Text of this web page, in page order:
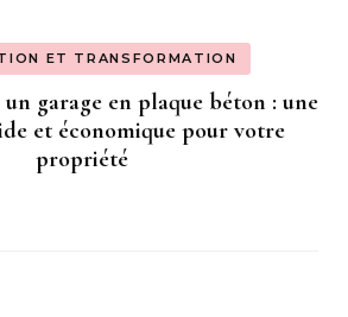
ET TRANSFORMATION
garage en plaque béton : une
et économique pour votre
propriété